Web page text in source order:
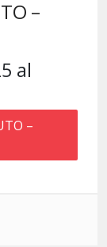
–
al
–